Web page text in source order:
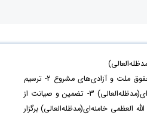
با هدف 1- بازخوانی اندیشه‌ و سیره‌ حضرت آیت الله العظمی خامنه‌ای (مدظله‌العالی) در حوزه‌ حقوق ملت و آزادی‌های مشروع 2- ترسیم
نظام مطلوب حقوق ملت و آزادی‌های مشروع مبتنی بر اندیشه حضرت آیت الله العظمی خامنه‌ای(مدظله‌العالی) 3- تضمین و صیانت از
خامنه‌ای(مدظله‌العالی) برگزار